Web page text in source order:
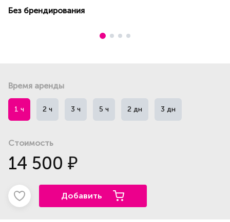
Без брендирования
Время аренды
1 ч 2 ч 3 ч 5 ч 2 дн 3 дн
Стоимость
14 500 ₽
Добавить